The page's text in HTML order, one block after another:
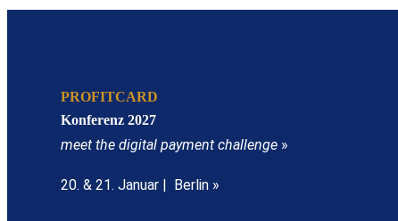
PROFITCARD
Konferenz 2027
meet the digital payment challenge »
20. & 21. Januar | Berlin »